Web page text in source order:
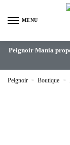
MENU
Peignoir Mania
Peignoir » Boutique »